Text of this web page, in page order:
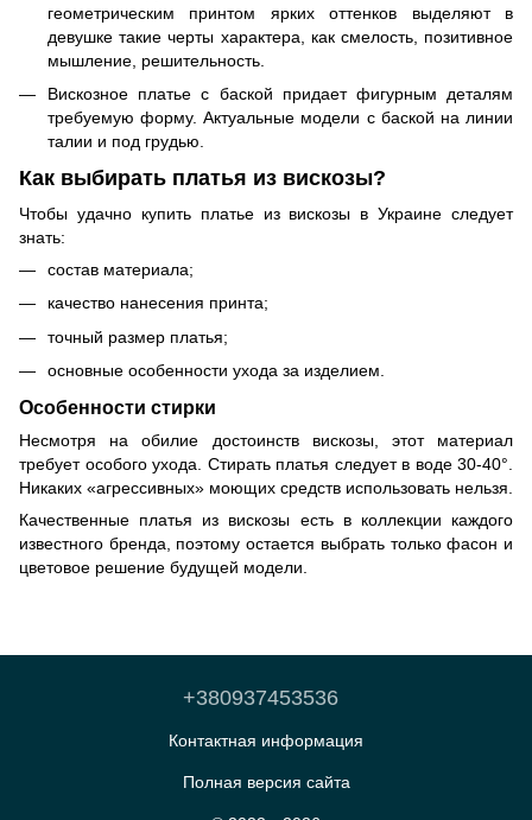
геометрическим принтом ярких оттенков выделяют в
девушке такие черты характера, как смелость, позитивное
мышление, решительность.
Вискозное платье с баской придает фигурным деталям
требуемую форму. Актуальные модели с баской на линии
талии и под грудью.
Как выбирать платья из вискозы?
Чтобы удачно купить платье из вискозы в Украине следует
знать:
состав материала;
качество нанесения принта;
точный размер платья;
основные особенности ухода за изделием.
Особенности стирки
Несмотря на обилие достоинств вискозы, этот материал
требует особого ухода. Стирать платья следует в воде 30-40°.
Никаких «агрессивных» моющих средств использовать нельзя.
Качественные платья из вискозы есть в коллекции каждого
известного бренда, поэтому остается выбрать только фасон и
цветовое решение будущей модели.
+380937453536
Контактная информация
Полная версия сайта